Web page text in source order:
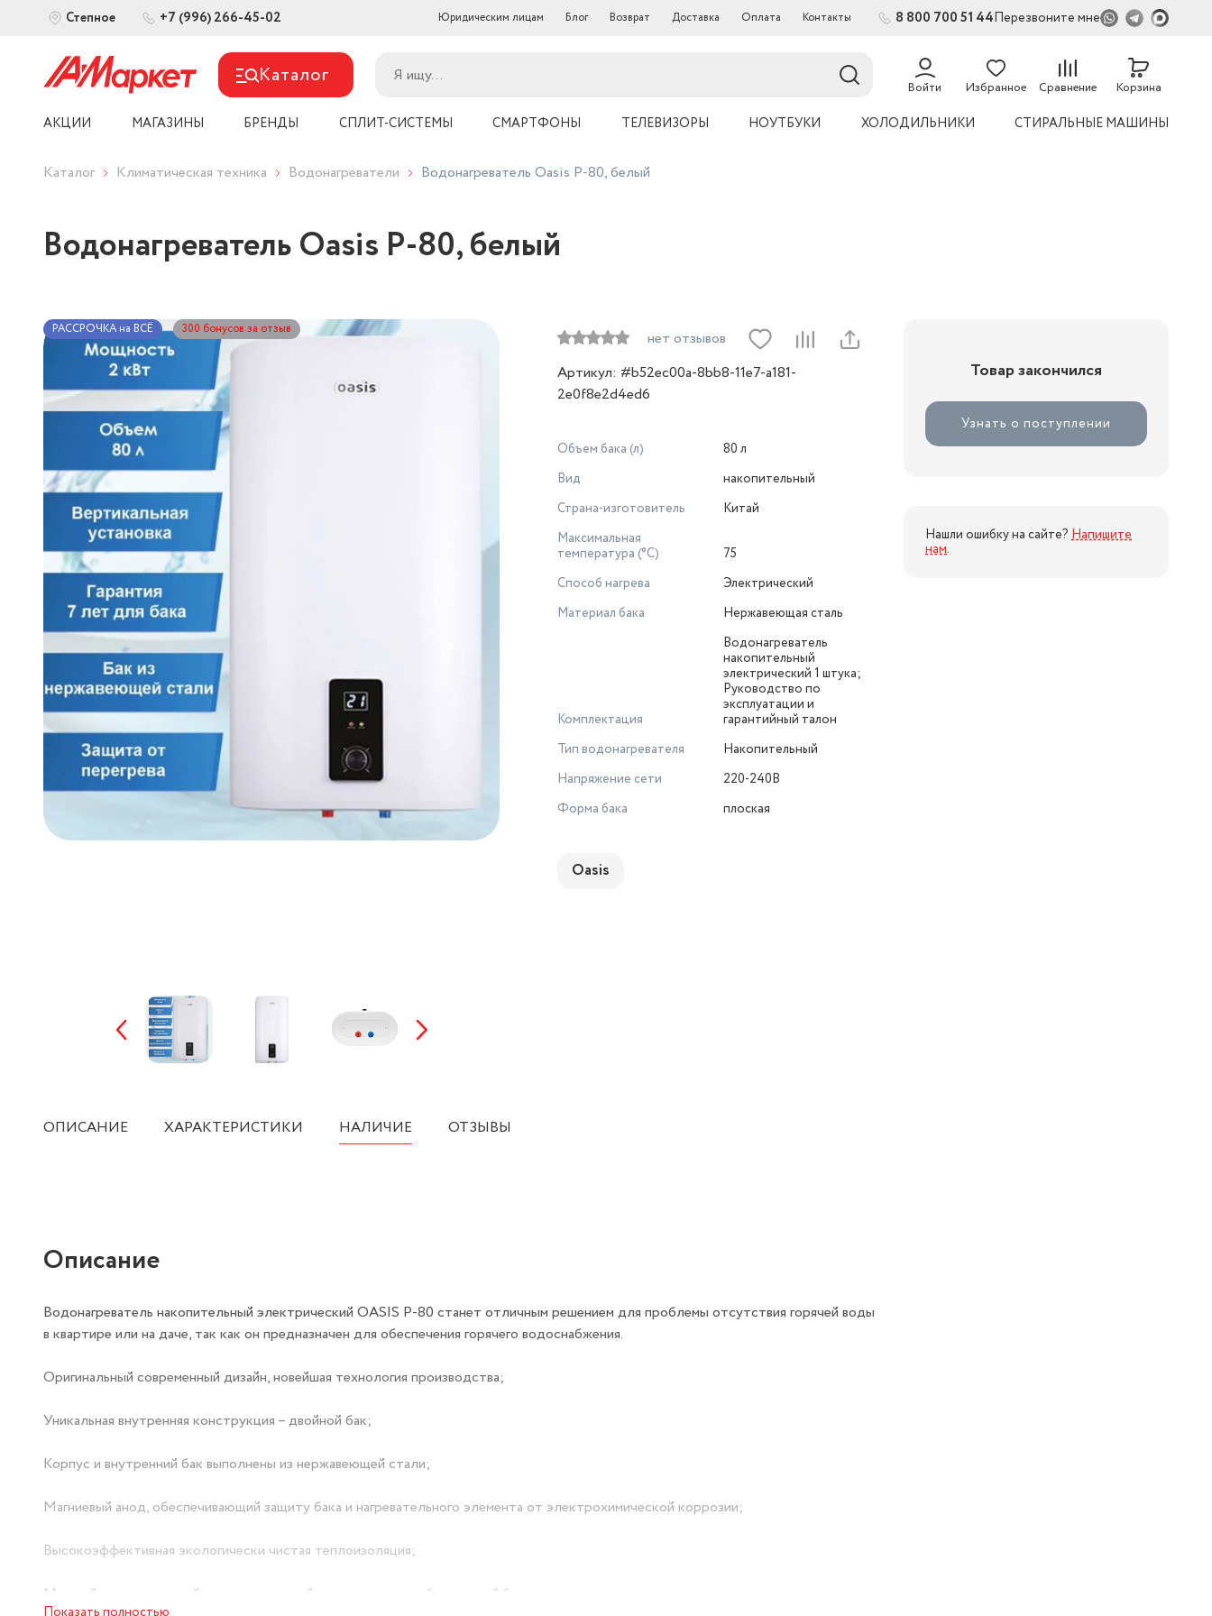
Степное +7 (996) 266-45-02 Юридическим лицам Блог Возврат Доставка Оплата Контакты 8 800 700 51 44Перезвоните мне
Каталог Войти Избранное Сравнение Корзина
АКЦИИ МАГАЗИНЫ БРЕНДЫ СПЛИТ-СИСТЕМЫ СМАРТФОНЫ ТЕЛЕВИЗОРЫ НОУТБУКИ ХОЛОДИЛЬНИКИ СТИРАЛЬНЫЕ МАШИНЫ
Каталог Климатическая техника Водонагреватели Водонагреватель Oasis P-80, белый
Водонагреватель Oasis P-80, белый
РАССРОЧКА на ВСЁ 300 бонусов за отзыв
нет отзывов
Артикул: #b52ec00a-8bb8-11e7-a181-
2e0f8e2d4ed6
Объем бака (л)
80 л
Вид
накопительный
Страна-изготовитель
Китай
Максимальная
температура (°С)
75
Способ нагрева
Электрический
Материал бака
Нержавеющая сталь
Комплектация
Водонагреватель
накопительный
электрический 1 штука;
Руководство по
эксплуатации и
гарантийный талон
Тип водонагревателя
Накопительный
Напряжение сети
220-240В
Форма бака
плоская
Oasis
Товар закончился
Узнать о поступлении
Нашли ошибку на сайте? Напишите
нам.
ОПИСАНИЕ ХАРАКТЕРИСТИКИ НАЛИЧИЕ ОТЗЫВЫ
Описание
Водонагреватель накопительный электрический OASIS P-80 станет отличным решением для проблемы отсутствия горячей воды
в квартире или на даче, так как он предназначен для обеспечения горячего водоснабжения.
Оригинальный современный дизайн, новейшая технология производства;
Уникальная внутренняя конструкция – двойной бак;
Корпус и внутренний бак выполнены из нержавеющей стали;
Магниевый анод, обеспечивающий защиту бака и нагревательного элемента от электрохимической коррозии;
Высокоэффективная экологически чистая теплоизоляция;
Медный нагревательный элемент высокой мощности, способствующий быстрому нагреванию воды, что значительно сокращает
Показать полностью